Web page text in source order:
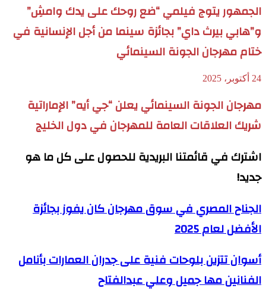
الجمهور يتوج فيلمي “ضع روحك على يدك وامشِ”
و”هابي بيرث داي” بجائزة سينما من أجل الإنسانية في
ختام مهرجان الجونة السينمائي
24 أكتوبر، 2025
مهرجان الجونة السينمائي يعلن “جي أيه” الإماراتية
شريك العلاقات العامة للمهرجان في دول الخليج
اشترك في قائمتنا البريدية للحصول على كل ما هو
جديد!
الجناح المصري في سوق مهرجان كان يفوز بجائزة
الأفضل لعام 2025
أسوان تتزين بلوحات فنية على جدران العمارات بأنامل
الفنانين مها جميل وعلي عبدالفتاح